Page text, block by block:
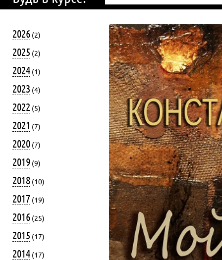
2026 (2)
2025 (2)
2024 (1)
2023 (4)
2022 (5)
2021 (7)
2020 (7)
2019 (9)
2018 (10)
2017 (19)
2016 (25)
2015 (17)
2014 (17)